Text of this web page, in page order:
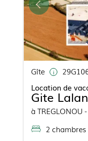
Gîte
Location de
Gite
à TREGLONOU
2 chambres